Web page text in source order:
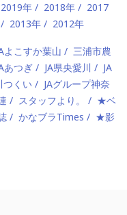
2019年 2018年
2017
2013年 2012年
よこすか葉山
三浦市農
あつぎ JA県央愛川
JA
つくい
JAグループ神奈
スタッフより。
★ベ
かなブラTimes
★影